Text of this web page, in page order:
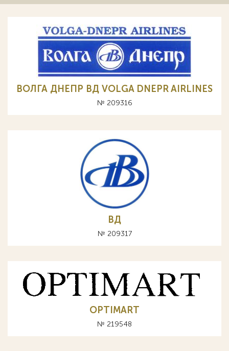
ВОЛГА ДНЕПР ВД VOLGA DNEPR AIRLINES
№ 209316
ВД
№ 209317
OPTIMART
№ 219548